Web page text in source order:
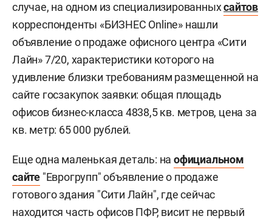
случае, на одном из специализированныхсайтов
корреспонденты «БИЗНЕС Online» нашли
объявление о продаже офисного центра «Сити
Лайн» 7/20, характеристики которого на
удивление близки требованиям размещенной на
сайте госзакупок заявки: общая площадь
офисов бизнес-класса 4838,5 кв. метров, цена за
кв. метр: 65 000 рублей.
Еще одна маленькая деталь: на официальном
сайте "Еврогрупп" объявление о продаже
готового здания "Сити Лайн", где сейчас
находится часть офисов ПФР, висит не первый